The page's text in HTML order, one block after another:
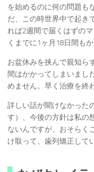
を始めるのに何の問題も
だ、この時世界中で起き
れば2週間で届くはずの
くまでに1ヶ月18日間も
お盆休みを挟んで親知ら
間はかかってしまいまし
めません。早く治療を終
詳しい話が聞けなかった
す）、今後の方針は私の
ないんですが、おそらく
け取って、歯列矯正して